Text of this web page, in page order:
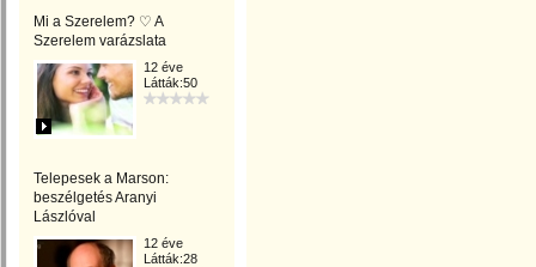
Mi a Szerelem? ♡ A
Szerelem varázslata
12 éve
Látták:50
Telepesek a Marson:
beszélgetés Aranyi
Lászlóval
12 éve
Látták:28